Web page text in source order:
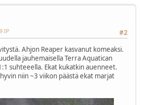
#2
IP
Ahjon Reaper kasvanut komeaksi.
jauhemaisella Terra Aquatican
suhteeella. Ekat kukatkin auenneet.
niin ~3 viikon päästä ekat marjat